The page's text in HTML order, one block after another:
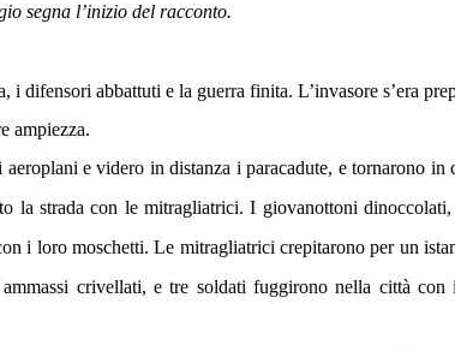
segna l’inizio del racconto.
difensori abbattuti e la guerra finita. L’invasore s’era
ampiezza.
e videro in distanza i paracadute, e tornarono in
la strada con le mitragliatrici. I giovanottoni
i loro moschetti. Le mitragliatrici crepitarono per un
crivellati, e tre soldati fuggirono nella città con